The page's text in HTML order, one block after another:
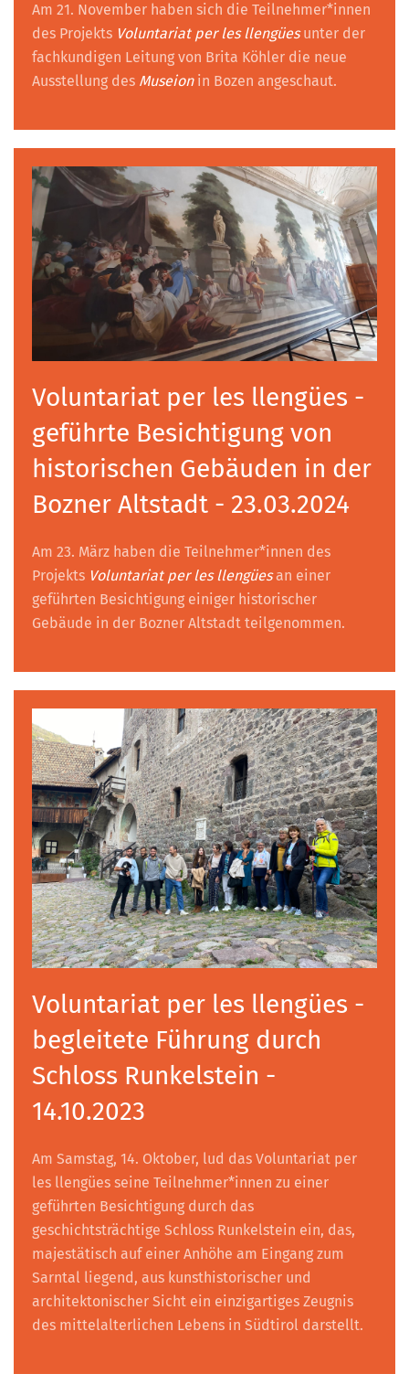
Am 21. November haben sich die Teilnehmer*innen
des Projekts Voluntariat per les llengüesunter der
fachkundigen Leitung von Brita Köhler die neue
Ausstellung des Museionin Bozen angeschaut.
Voluntariat per les llengües -
geführte Besichtigung von
historischen Gebäuden in der
Bozner Altstadt - 23.03.2024
Am 23. März haben die Teilnehmer*innen des
Projekts Voluntariat per les llengüesan einer
geführten Besichtigung einiger historischer
Gebäude in der Bozner Altstadt teilgenommen.
Voluntariat per les llengües -
begleitete Führung durch
Schloss Runkelstein -
14.10.2023
Am Samstag, 14. Oktober, lud das Voluntariat per
les llengües seine Teilnehmer*innen zu einer
geführten Besichtigung durch das
geschichtsträchtige Schloss Runkelstein ein, das,
majestätisch auf einer Anhöhe am Eingang zum
Sarntal liegend, aus kunsthistorischer und
architektonischer Sicht ein einzigartiges Zeugnis
des mittelalterlichen Lebens in Südtirol darstellt.